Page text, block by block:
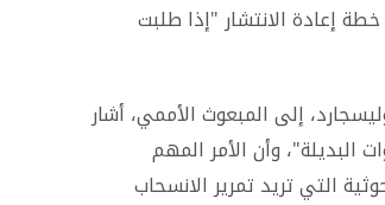
إعادة الانتشار "إذا طلبت
إلى المبعوث الأممي، أشار
وأن الأمر المهم
التي تريد تمرير الانسحاب